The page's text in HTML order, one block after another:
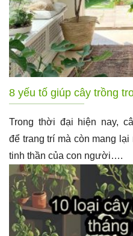
8 yếu tố giúp cây trồng
Trong thời đại hiện nay,
để trang trí mà còn mang
tinh thần của con người….